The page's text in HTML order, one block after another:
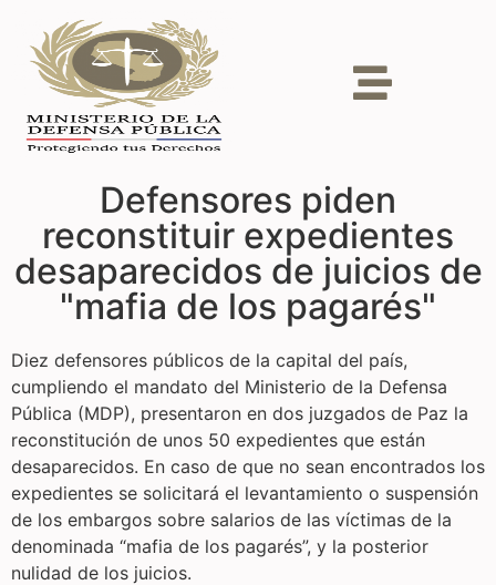
Defensores piden
reconstituir expedientes
desaparecidos de juicios de
"mafia de los pagarés"
Diez defensores públicos de la capital del país,
cumpliendo el mandato del Ministerio de la Defensa
Pública (MDP), presentaron en dos juzgados de Paz la
reconstitución de unos 50 expedientes que están
desaparecidos. En caso de que no sean encontrados los
expedientes se solicitará el levantamiento o suspensión
de los embargos sobre salarios de las víctimas de la
denominada “mafia de los pagarés”, y la posterior
nulidad de los juicios.